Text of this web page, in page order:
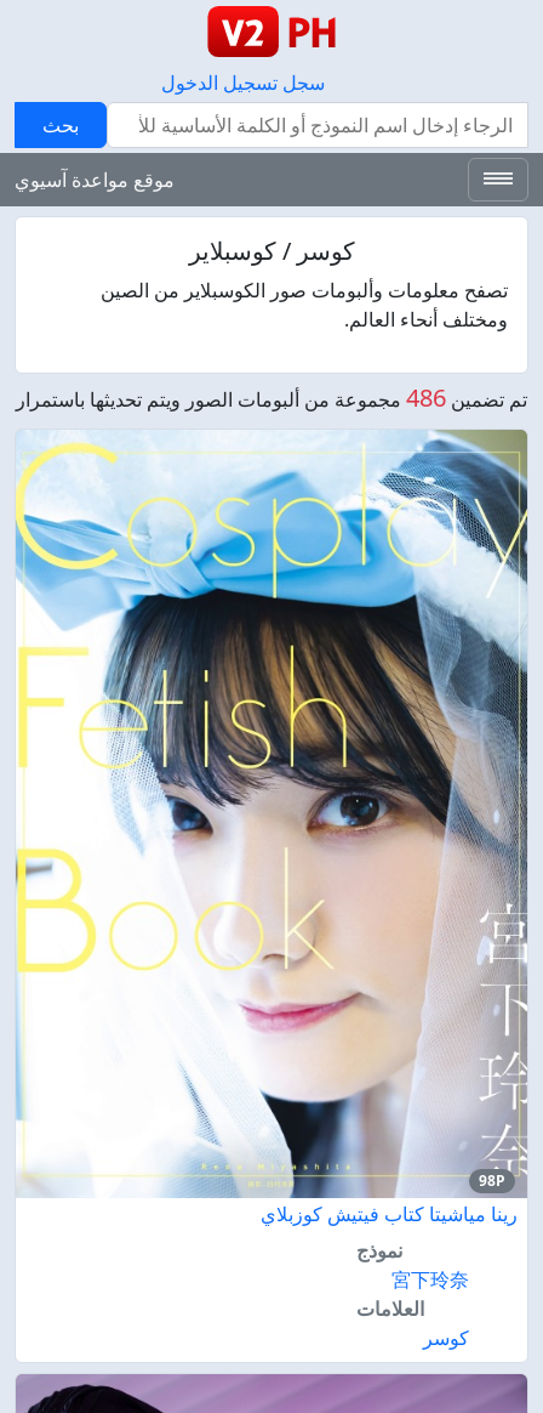
سجل تسجيل الدخول
بحث
بحث
موقع مواعدة آسيوي
كوسر / كوسبلاير
تصفح معلومات وألبومات صور الكوسبلاير من الصين
ومختلف أنحاء العالم.
تم تضمين 486 مجموعة من ألبومات الصور ويتم تحديثها باستمرار
98P
رينا مياشيتا كتاب فيتيش كوزبلاي
نموذج
宮下玲奈
العلامات
كوسر